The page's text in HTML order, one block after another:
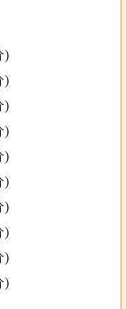
)
)
)
)
)
)
)
)
)
)